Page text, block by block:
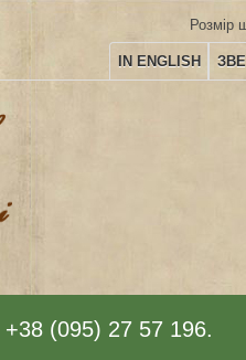
IN ENGLISH
Розмір
(095) 27 57 196.